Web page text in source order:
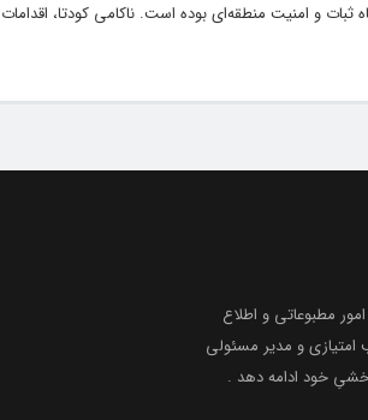
ثبات و امنیت منطقه‌ای بوده است. ناکامی کودتا،
ثبت ۸۶۸۱۴ از معاونت امور مطبوعاتی و اطلاع
اسلامی توفیق یافت از ۲۰ مرداد ماه سال ۱۳۹۹ با صاحب امتیازی و مدیر مسئولی
خود ادامه دهد .